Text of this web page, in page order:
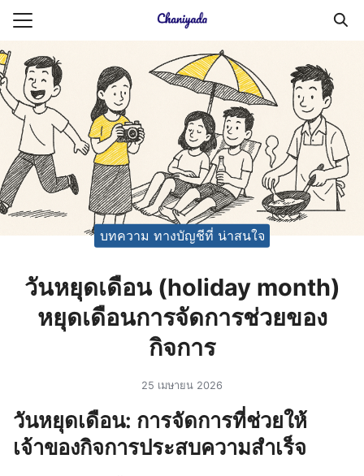
Skip
content
ยความเป็นส่วนตัว
ญชี (Accounting service)
ญชี (Accounting
for:
บทความ ทางบัญชีที่ น่าสนใจ
วันหยุดเดือน (holiday month)
หยุดเดือนการจัดการช่วยของ
กิจการ
25 เมษายน 2026
วันหยุดเดือน: การจัดการที่ช่วยให้
เจ้าของกิจการประสบความสำเร็จ